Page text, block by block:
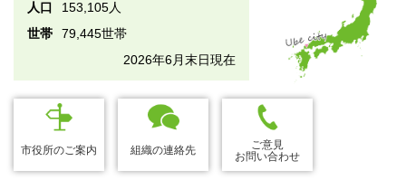
人口
153,105人
世帯
79,445世帯
2026年6月末日現在
市役所のご案内 組織の連絡先
ご意見
お問い合わせ